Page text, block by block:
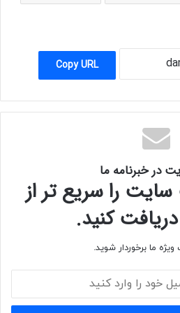
Copy URL
در خبرنامه ما
را سریع تر از
کنید.
ما برخوردار شوید.